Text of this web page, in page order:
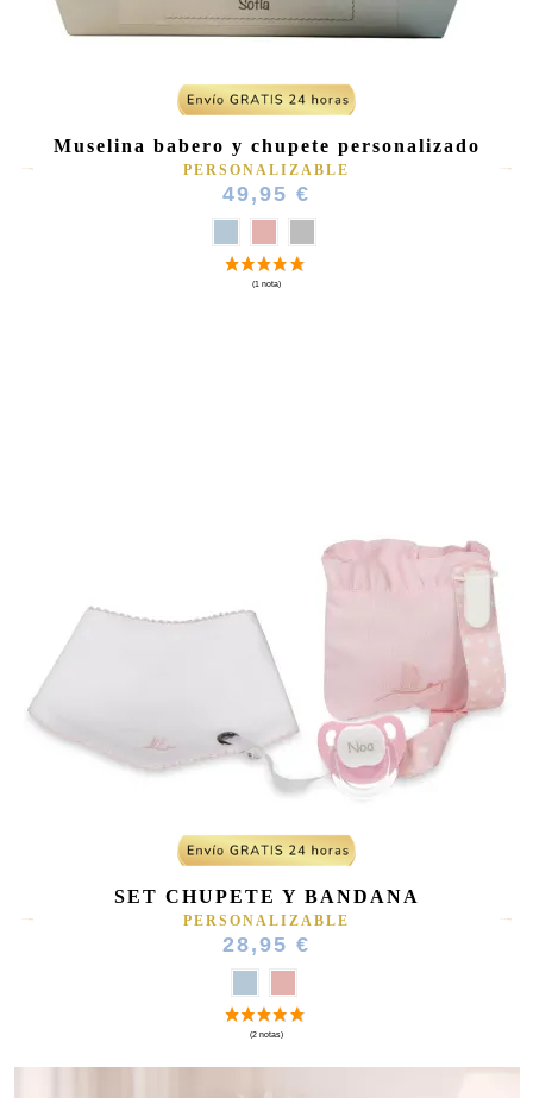
(4 notas)
Muselina babero y chupete personalizado
PERSONALIZABLE
49,95 €
SET CHUPETE Y BANDANA
PERSONALIZABLE
28,95 €